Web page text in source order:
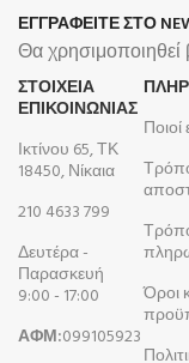
ΕΓΓΡΑΦΕΙΤΕ ΣΤΟ
Θα χρησιμοποιηθεί
ΣΤΟΙΧΕΙΑ
ΕΠΙΚΟΙΝΩΝΙΑΣ
Ικτίνου 65, ΤΚ
18450, Νίκαια
210 4633 799
Δευτέρα -
Παρασκευή
9:00 - 17:00
ΑΦΜ:099105923
Ποιοί
Όροι